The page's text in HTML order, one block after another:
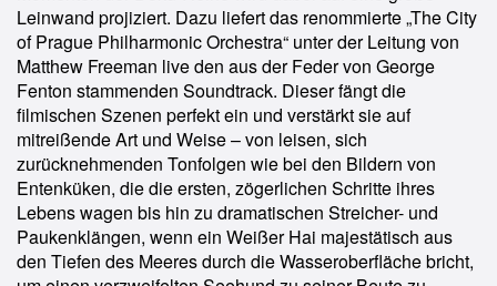
Leinwand projiziert. Dazu liefert das renommierte „The City
of Prague Philharmonic Orchestra“ unter der Leitung von
Matthew Freeman live den aus der Feder von George
Fenton stammenden Soundtrack. Dieser fängt die
filmischen Szenen perfekt ein und verstärkt sie auf
mitreißende Art und Weise – von leisen, sich
zurücknehmenden Tonfolgen wie bei den Bildern von
Entenküken, die die ersten, zögerlichen Schritte ihres
Lebens wagen bis hin zu dramatischen Streicher- und
Paukenklängen, wenn ein Weißer Hai majestätisch aus
den Tiefen des Meeres durch die Wasseroberfläche bricht,